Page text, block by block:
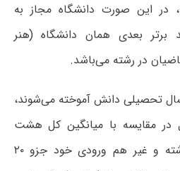
در این صورت دانشگاه مجاز به
برتر بعدی همان دانشگاه (هنر
در رشته می‌باشد.
که در ۶ نیمسال تحصیلی دانش آموخته می‌شوند،
در مقایسه با میانگین کل هشت
نیمسال دانشجویان هم رشته و غیر هم ورودی خود جزو ۲۰